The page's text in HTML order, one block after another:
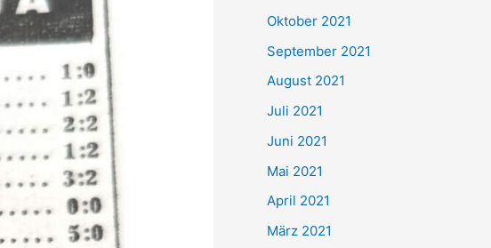
e
n
h
:
Oktober 2021
September 2021
August 2021
Juli 2021
Juni 2021
Mai 2021
April 2021
März 2021